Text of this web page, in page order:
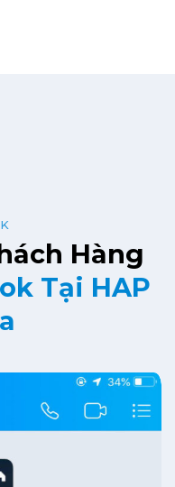
Hàng
Tại HAP